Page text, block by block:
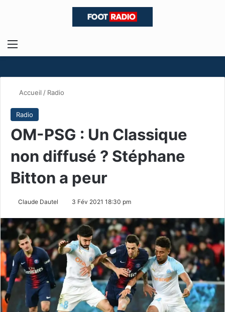
Menu
Accueil / Radio
Radio
OM-PSG : Un Classique
non diffusé ? Stéphane
Bitton a peur
Claude Dautel 3 Fév 2021 18:30 pm